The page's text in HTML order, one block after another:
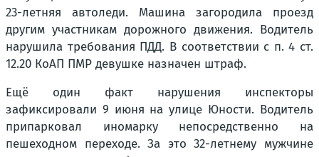
23-летняя автоледи. Машина загородила проезд
другим участникам дорожного движения. Водитель
нарушила требования ПДД. В соответствии с п. 4 ст.
12.20 КоАП ПМР девушке назначен штраф.
Ещё один факт нарушения инспекторы
зафиксировали 9 июня на улице Юности. Водитель
припарковал иномарку непосредственно на
пешеходном переходе. За это 32-летнему мужчине